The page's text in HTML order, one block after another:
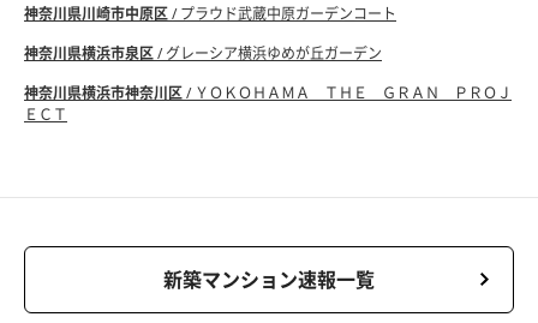
神奈川県川崎市中原区/ プラウド武蔵中原ガーデンコート
神奈川県横浜市泉区/ グレーシア横浜ゆめが丘ガーデン
神奈川県横浜市神奈川区/ ＹＯＫＯＨＡＭＡ ＴＨＥ ＧＲＡＮ ＰＲＯＪ
ＥＣＴ
新築マンション速報一覧